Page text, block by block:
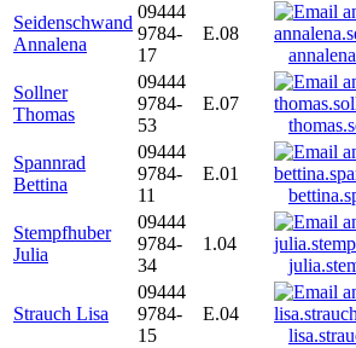
Seidenschwand
Annalena
09444
9784-
17
E.08
Sollner
Thomas
09444
9784-
53
E.07
Spannrad
Bettina
09444
9784-
11
E.01
Stempfhuber
Julia
09444
9784-
34
1.04
Strauch Lisa
09444
9784-
15
E.04